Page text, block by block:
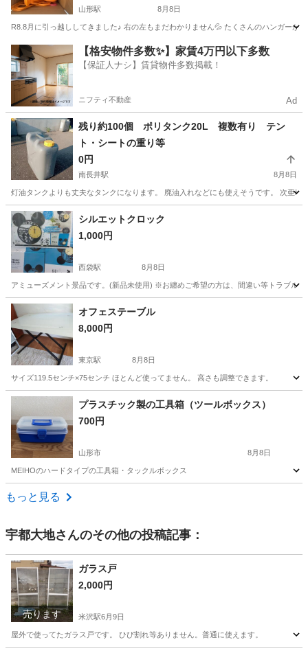
山形駅 8月8日
R8.8月に引っ越ししてきました♪ 右の左もまだわかりません💦 たくさんのハンガー
山形 山形市 山形駅 インテリア雑貨/小物 子ども
【格安物件多数✨】家賃4万円以下多数
【保証人ナシ】賃貸物件多数掲載！
ニフティ不動産 Ad
残り約100個 ポリタンク20L 複数有り テン
ト・シートの重り等
0円
南長井駅 8月8日
灯油タンクよりも丈夫なタンクになります。 廃油入れなどにも使えそうです。 次亜
山形 長井市
シルエットクロック
1,000円
西袋駅 8月8日
アミューズメント景品です。(新品未使用) ※お纏めご希望の方は、間違い等トラブル
山形 東田川郡 時計
オフェステーブル
8,000円
東京駅 8月8日
サイズ119.5センチ×75センチ ほとんど使ってません。 高さも調整できます。
山形 長井市 東京駅 オフィス用家具
プラスチック製の工具箱（ツールボックス）
700円
山形市 8月8日
MEIHOのハードタイプの工具箱・タックルボックス
山形 山形市
もっと見る
宇都大地さんのその他の投稿記事：
売ります
ガラス戸
2,000円
米沢駅6月9日
屋外で使ってたガラス戸です。 ひび割れ等ありません。普通に使えます。